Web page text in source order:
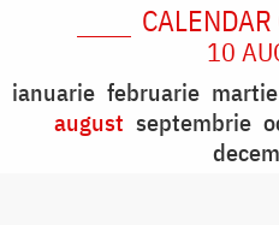
10
ianuarie februarie martie
august septembrie